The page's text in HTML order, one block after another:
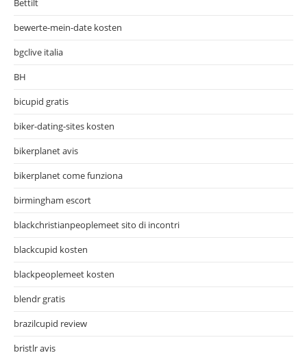
Bettilt
bewerte-mein-date kosten
bgclive italia
BH
bicupid gratis
biker-dating-sites kosten
bikerplanet avis
bikerplanet come funziona
birmingham escort
blackchristianpeoplemeet sito di incontri
blackcupid kosten
blackpeoplemeet kosten
blendr gratis
brazilcupid review
bristlr avis